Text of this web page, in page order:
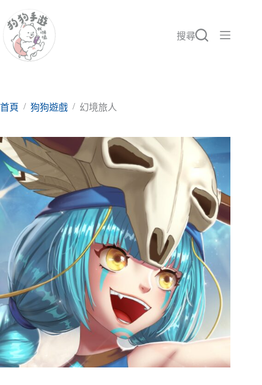
至
要
搜尋
首頁 / 狗狗遊戲 / 幻境旅人